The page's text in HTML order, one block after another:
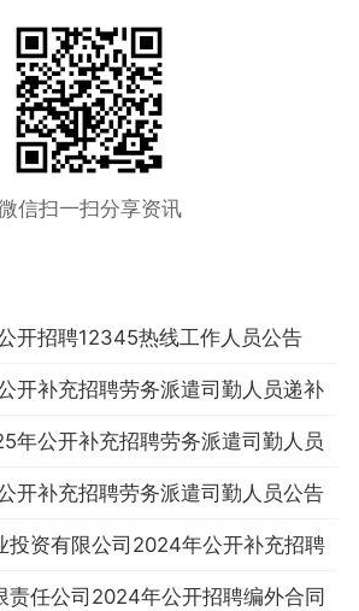
信扫一扫分享资讯
开招聘12345热线工作人员公告
开补充招聘劳务派遣司勤人员递补
年公开补充招聘劳务派遣司勤人员
的公告
开补充招聘劳务派遣司勤人员公告
投资有限公司2024年公开补充招聘
员公告
责任公司2024年公开招聘编外合同